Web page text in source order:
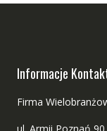
Informacje
Firma